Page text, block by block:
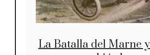
La Batalla del Marne